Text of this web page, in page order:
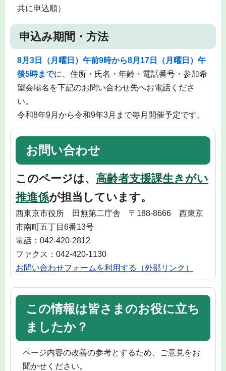
共に申込順）
申込み期間・方法
8月3日（月曜日）午前9時から8月17日（月曜日）午
後5時までに、住所・氏名・年齢・電話番号・参加希
望会場名を下記のお問い合わせ先へお電話くださ
い。
令和8年9月から令和9年3月まで毎月開催予定です。
お問い合わせ
このページは、 高齢者支援課生きがい
推進係が担当しています。
西東京市役所 田無第二庁舎 〒188-8666 西東京
市南町五丁目6番13号
電話：042-420-2812
ファクス：042-420-1130
お問い合わせフォームを利用する（外部リンク）
この情報は皆さまのお役に立ち
ましたか？
ページ内容の改善の参考とするため、ご意見をお
聞かせください。